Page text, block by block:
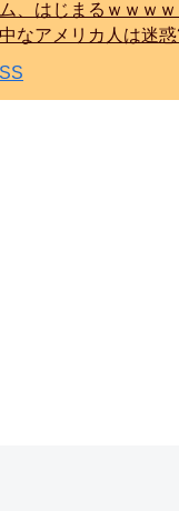
、はじまるｗｗｗｗ
なアメリカ人は迷